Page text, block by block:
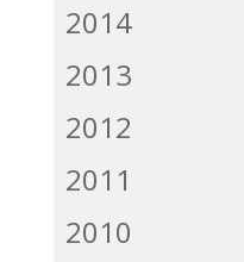
2014
2013
2012
2011
2010